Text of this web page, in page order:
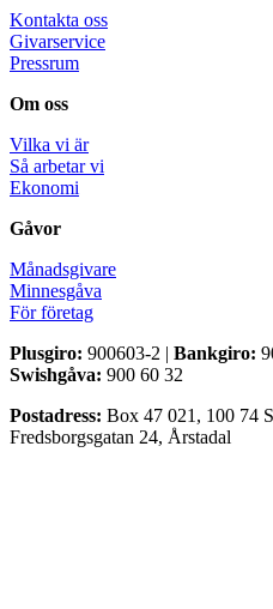
Kontakta oss
Givarservice
Pressrum
Om oss
Vilka vi är
Så arbetar vi
Ekonomi
Gåvor
Månadsgivare
Minnesgåva
För företag
Plusgiro: 900603-2 | Bankgiro:
Swishgåva: 900 60 32
Postadress: Box 47 021, 100 74
Fredsborgsgatan 24, Årstadal